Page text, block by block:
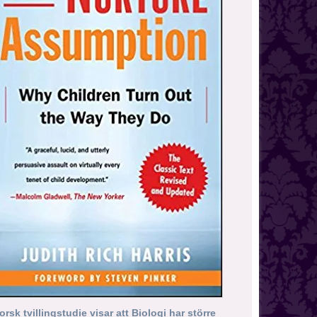
tvillingstudie visar att Biologi har större